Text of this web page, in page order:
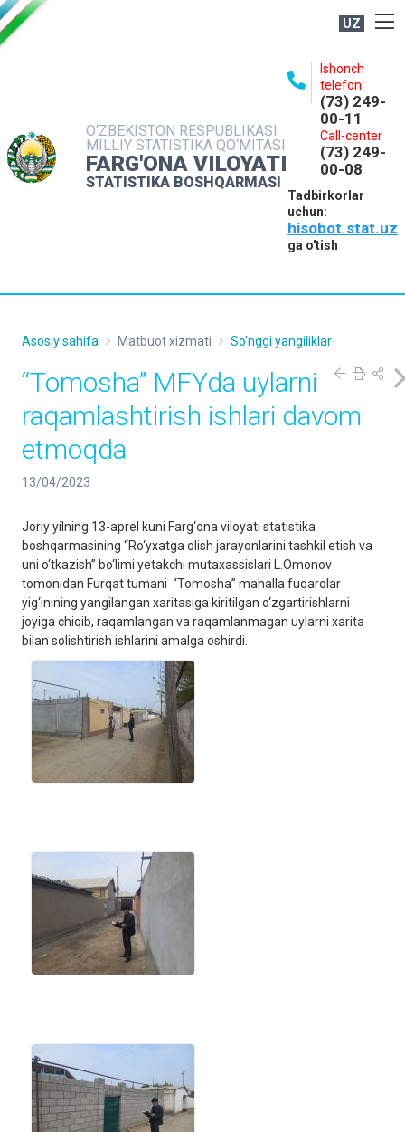
UZ
O‘ZBEKISTON RESPUBLIKASI
MILLIY STATISTIKA QO‘MITASI
FARG'ONA VILOYATI
STATISTIKA BOSHQARMASI
Ishonch
telefon
(73) 249-
00-11
Call-center
(73) 249-
00-08
Tadbirkorlar
uchun:
hisobot.stat.uz
ga o'tish
NASHRLAR
INTERAKTIV XIZMATLAR
MATBUOT XIZMATI
Asosiy sahifa Matbuot xizmati So'nggi yangiliklar
“Tomosha” MFYda uylarni
raqamlashtirish ishlari davom
etmoqda
13/04/2023
Joriy yilning 13-aprel kuni Farg‘ona viloyati statistika
boshqarmasining “Ro‘yxatga olish jarayonlarini tashkil etish va
uni o‘tkazish” bo‘limi yetakchi mutaxassislari L.Omonov
tomonidan Furqat tumani “Tomosha” mahalla fuqarolar
yig‘inining yangilangan xaritasiga kiritilgan o‘zgartirishlarni
joyiga chiqib, raqamlangan va raqamlanmagan uylarni xarita
bilan solishtirish ishlarini amalga oshirdi.